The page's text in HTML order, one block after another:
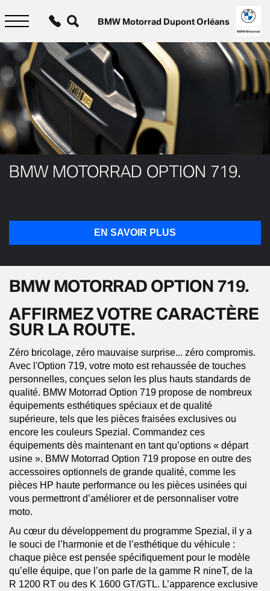
contenu
BMW Motorrad Dupont Orléans
BMW Motorrad
BMW MOTORRAD OPTION 719.
EN SAVOIR PLUS
BMW MOTORRAD OPTION 719.
AFFIRMEZ VOTRE CARACTÈRE
SUR LA ROUTE.
Zéro bricolage, zéro mauvaise surprise... zéro compromis.
Avec l'Option 719, votre moto est rehaussée de touches
personnelles, conçues selon les plus hauts standards de
qualité. BMW Motorrad Option 719 propose de nombreux
équipements esthétiques spéciaux et de qualité
supérieure, tels que les pièces fraisées exclusives ou
encore les couleurs Spezial. Commandez ces
équipements dès maintenant en tant qu’options « départ
usine ». BMW Motorrad Option 719 propose en outre des
accessoires optionnels de grande qualité, comme les
pièces HP haute performance ou les pièces usinées qui
vous permettront d’améliorer et de personnaliser votre
moto.
Au cœur du développement du programme Spezial, il y a
le souci de l’harmonie et de l’esthétique du véhicule :
chaque pièce est pensée spécifiquement pour le modèle
qu’elle équipe, que l’on parle de la gamme R nineT, de la
R 1200 RT ou des K 1600 GT/GTL. L’apparence exclusive